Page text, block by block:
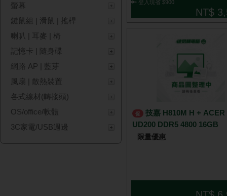
螢幕
鍵鼠組 | 滑鼠 | 搖桿
喇叭 | 耳麥 | 椅
記憶卡 | 隨身碟
網路 AP | 藍芽
風扇 | 散熱裝置
各式線材(轉接頭)
OS/office/軟體
3C家電/USB週邊
🔑 登入現省 $900
NT$
促
UD200 DDR5 4800 16GB
限量優惠